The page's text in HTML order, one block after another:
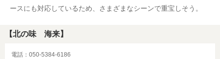
ースにも対応しているため、さまざまなシーンで重宝しそう。
【北の味 海来】
電話：050-5384-6186